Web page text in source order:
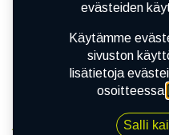
evästeiden
Käytämme
sivuston
lisätietoja
osoitteessa
Salli